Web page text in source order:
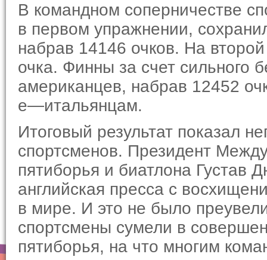
В командном соперничестве
в первом упражнении,
набрав 14146 очков. На
очка. Финны за счет силь­ного
американцев, набрав 12452
е—италья­нцам.
Итоговый результат показал
спортсменов. Президент
пятиборья и биатлона Густав
английская пресса с
в мире. И это не было
спортсмены сумели в
пятиборья, на что многим